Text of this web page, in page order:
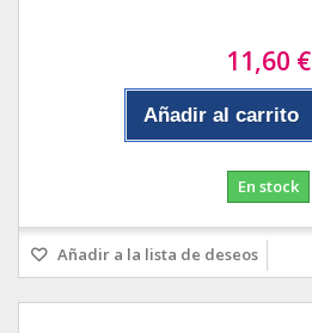
11,60 €
Añadir al carrito
En stock
Añadir a la lista de deseos